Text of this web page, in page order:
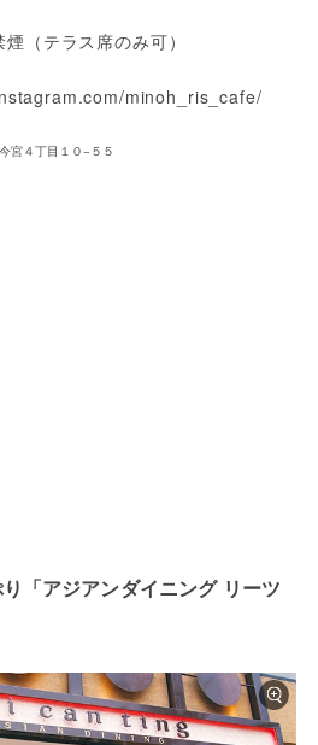
（テラス席のみ可）
minoh_ris_cafe/
宮４丁目１０−５５
「アジアンダイニング リーツ